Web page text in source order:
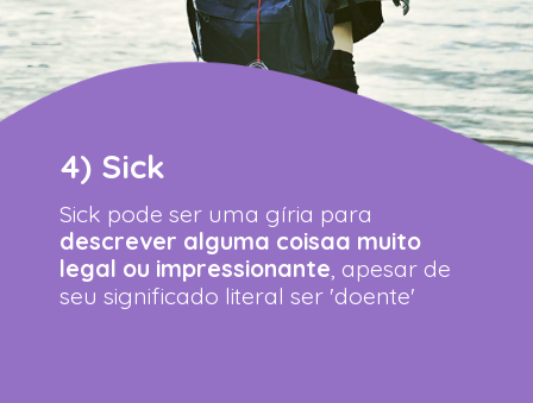
4) Sick
Sick pode ser uma gíria para
descrever alguma coisaa muito
legal ou impressionante , apesar de
seu significado literal ser 'doente'